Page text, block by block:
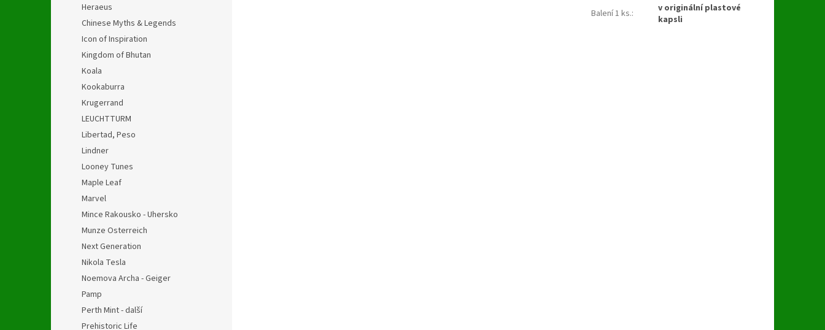
Heraeus
Chinese Myths & Legends
Icon of Inspiration
Kingdom of Bhutan
Koala
Kookaburra
Krugerrand
LEUCHTTURM
Libertad, Peso
Lindner
Looney Tunes
Maple Leaf
Marvel
Mince Rakousko - Uhersko
Munze Osterreich
Next Generation
Nikola Tesla
Noemova Archa - Geiger
Pamp
Perth Mint - další
Prehistoric Life
Balení 1 ks.:
v originální plastové
kapsli